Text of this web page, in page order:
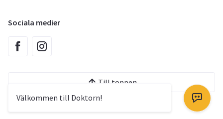
Välkommen till Doktorn!
Sociala medier
Till toppen